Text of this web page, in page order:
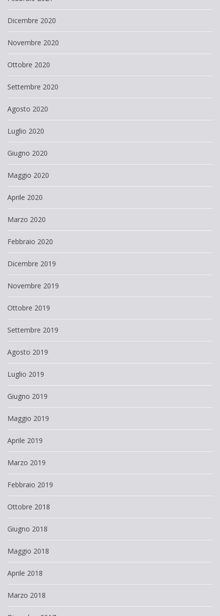
Dicembre 2020
Novembre 2020
Ottobre 2020
Settembre 2020
Agosto 2020
Luglio 2020
Giugno 2020
Maggio 2020
Aprile 2020
Marzo 2020
Febbraio 2020
Dicembre 2019
Novembre 2019
Ottobre 2019
Settembre 2019
Agosto 2019
Luglio 2019
Giugno 2019
Maggio 2019
Aprile 2019
Marzo 2019
Febbraio 2019
Ottobre 2018
Giugno 2018
Maggio 2018
Aprile 2018
Marzo 2018